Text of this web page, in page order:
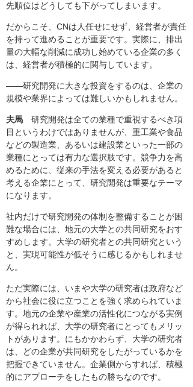
先順位はどうしても下がってしまいます。
だからこそ、CNは人任せにせず、経営者が責任
を持って進めることが重要です。実際に、排出
量の大幅な削減に成功し始めている企業の多く
は、経営者が積極的に関与しています。
――研究開発に大きな投資をするのは、企業の
規模や業界によっては難しいかもしれません。
夫馬 研究開発は全ての業種で重視するべき項
目というわけではありませんが、重工業や食品
などの製造業、あるいは建設業といった一部の
業種にとっては有力な選択肢です。競争力を高
めるために、従来の手法を変える必要があると
考える企業にとって、研究開発は重要なテーマ
になります。
社内だけで研究開発の体制を整備することが困
難な場合には、地元の大学との共同研究をおす
すめします。大学の研究者との共同研究という
と、実現可能性が低そうに感じるかもしれませ
ん。
ただ実際には、いまや大学の研究者は政府など
から社会に役に立つことを強く求められていま
す。地元の企業や産業の活性化につながる実例
が得られれば、大学の研究者にとってもメリッ
トがあります。にもかかわらず、大学の研究者
は、どの企業が共同研究をしたがっているかを
把握できていません。企業側からすれば、積極
的にアプローチをしたもの勝ちなのです。